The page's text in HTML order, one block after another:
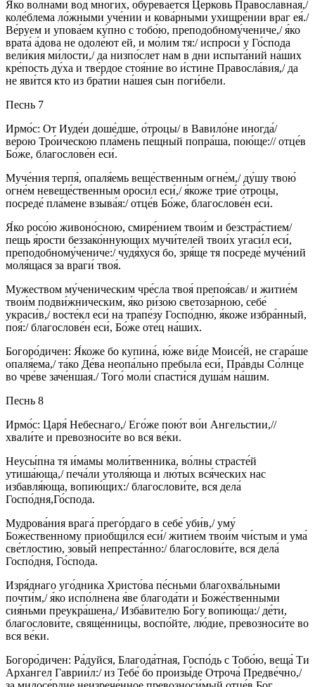
Я́ко во́лнами вод мно́гих, обурева́ется Це́рковь Правосла́вная,/
коле́блема ло́жными уче́нии и кова́рными ухищре́нии враг ея́./
Ве́руем и упова́ем ку́пно с тобо́ю, преподобному́чениче,/ я́ко
врата́ а́дова не одоле́ют ей, и мо́лим тя:/ испроси́ у Го́спода
вели́кия ми́лости,/ да низпо́слет нам в дни испыта́ний на́ших
кре́пость ду́ха и тве́рдое стоя́ние во и́стине Правосла́вия,/ да
не яви́тся кто из бра́тии на́шея сын поги́бели.
Песнь 7
Ирмо́с: От Иуде́и доше́дше, о́троцы/ в Вавило́не иногда́/
ве́рою Тро́ическою пла́мень пе́щный попра́ша, пою́ще:// отце́в
Бо́же, благослове́н еси́.
Муче́ния терпя́, опаля́емь веще́ственным огне́м,/ ду́шу твою́
огне́м невеще́ственным ороси́л еси́,/ я́коже трие́ о́троцы,
посреде́ пла́мене взыва́я:/ отце́в Бо́же, благослове́н еси́.
Я́ко росо́ю живоно́сною, смире́нием твои́м и безстра́стием/
пещь я́рости беззако́ннующих мучи́телей твои́х угаси́л еси́,
преподобному́чениче:/ чудя́хуся бо, зря́ще тя посреде́ муче́ний
моля́щася за враги́ твоя́.
Мужеством му́ченическим чре́сла твоя́ препоя́сав/ и житие́м
твои́м подви́жническим, я́ко ри́зою светоза́рною, себе́
украси́в,/ восте́кл еси́ на трапе́зу Госпо́дню, я́коже избра́нный,
поя́:/ благослове́н еси́, Бо́же оте́ц на́ших.
Богоро́дичен: Я́коже бо купина́, ю́же ви́де Моисе́й, не сгара́ше
опаля́ема,/ та́ко Де́ва неопа́льно пребыла́ еси́, Пра́вды Со́лнце
во чре́ве заче́ншая./ Того́ моли́ спасти́ся душа́м на́шим.
Песнь 8
Ирмо́с: Царя́ Небеснаго,/ Его́же пою́т во́и Ангельстии,//
хвали́те и превозноси́те во вся ве́ки.
Неусы́пна тя и́мамы моли́твенника, во́лны страсте́й
утиша́юща,/ печа́ли утоля́юща и лю́тых вся́ческих нас
избавля́юща, вопию́щих:/ благослови́те, вся дела́
Госпо́дня,Го́спода.
Мудрова́ния врага́ прего́рдаго в себе́ уби́в,/ уму́
Боже́ственному приобщи́лся еси́/ житие́м твои́м чи́стым и ума́
све́тлостию, зовы́й непреста́нно:/ благослови́те, вся дела́
Госпо́дня, Го́спода.
Изря́днаго уго́дника Христо́ва пе́сньми благохва́льными
почти́м,/ я́ко испо́лнена я́ве благода́ти и Боже́ственными
сия́ньми преукра́шена,/ Изба́вителю Бо́гу вопию́ща:/ де́ти,
благослови́те, свяще́нницы, воспо́йте, лю́дие, превозноси́те во
вся ве́ки.
Богоро́дичен: Ра́дуйся, Благода́тная, Госпо́дь с Тобо́ю, веща́ Ти
Арха́нгел Гаврии́л:/ из Тебе́ бо произы́де Отроча́ Предве́чно,/